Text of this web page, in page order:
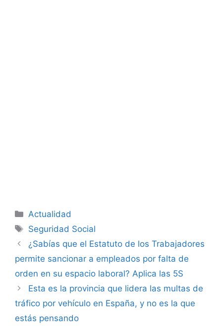
Categorías
Actualidad
Etiquetas
Seguridad Social
¿Sabías que el Estatuto de los Trabajadores
permite sancionar a empleados por falta de
orden en su espacio laboral? Aplica las 5S
Esta es la provincia que lidera las multas de
tráfico por vehículo en España, y no es la que
estás pensando